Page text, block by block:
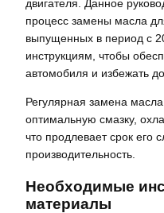
двигателя. Данное
процесс замены масла
выпущенных в период с
инструкциям, чтобы
автомобиля и избежать
Регулярная замена
оптимальную смазку,
что продлевает срок его
производительность.
Необходимые
материалы